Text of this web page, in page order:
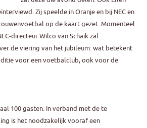
Zij speelde in Oranje en bij NEC en
op de kaart gezet. Momenteel
directeur Wilco van Schaik zal
de viering van het jubileum: wat betekent
voor een voetbalclub, ook voor de
100 gasten. In verband met de te
is het noodzakelijk vooraf een